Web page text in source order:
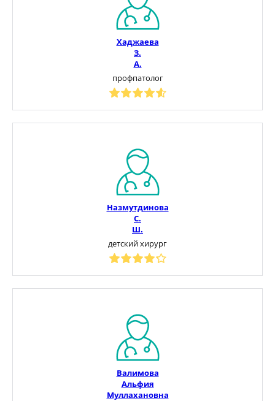
Хаджаева
З.
А.
профпатолог
Назмутдинова
С.
Ш.
детский хирург
Валимова
Альфия
Муллахановна